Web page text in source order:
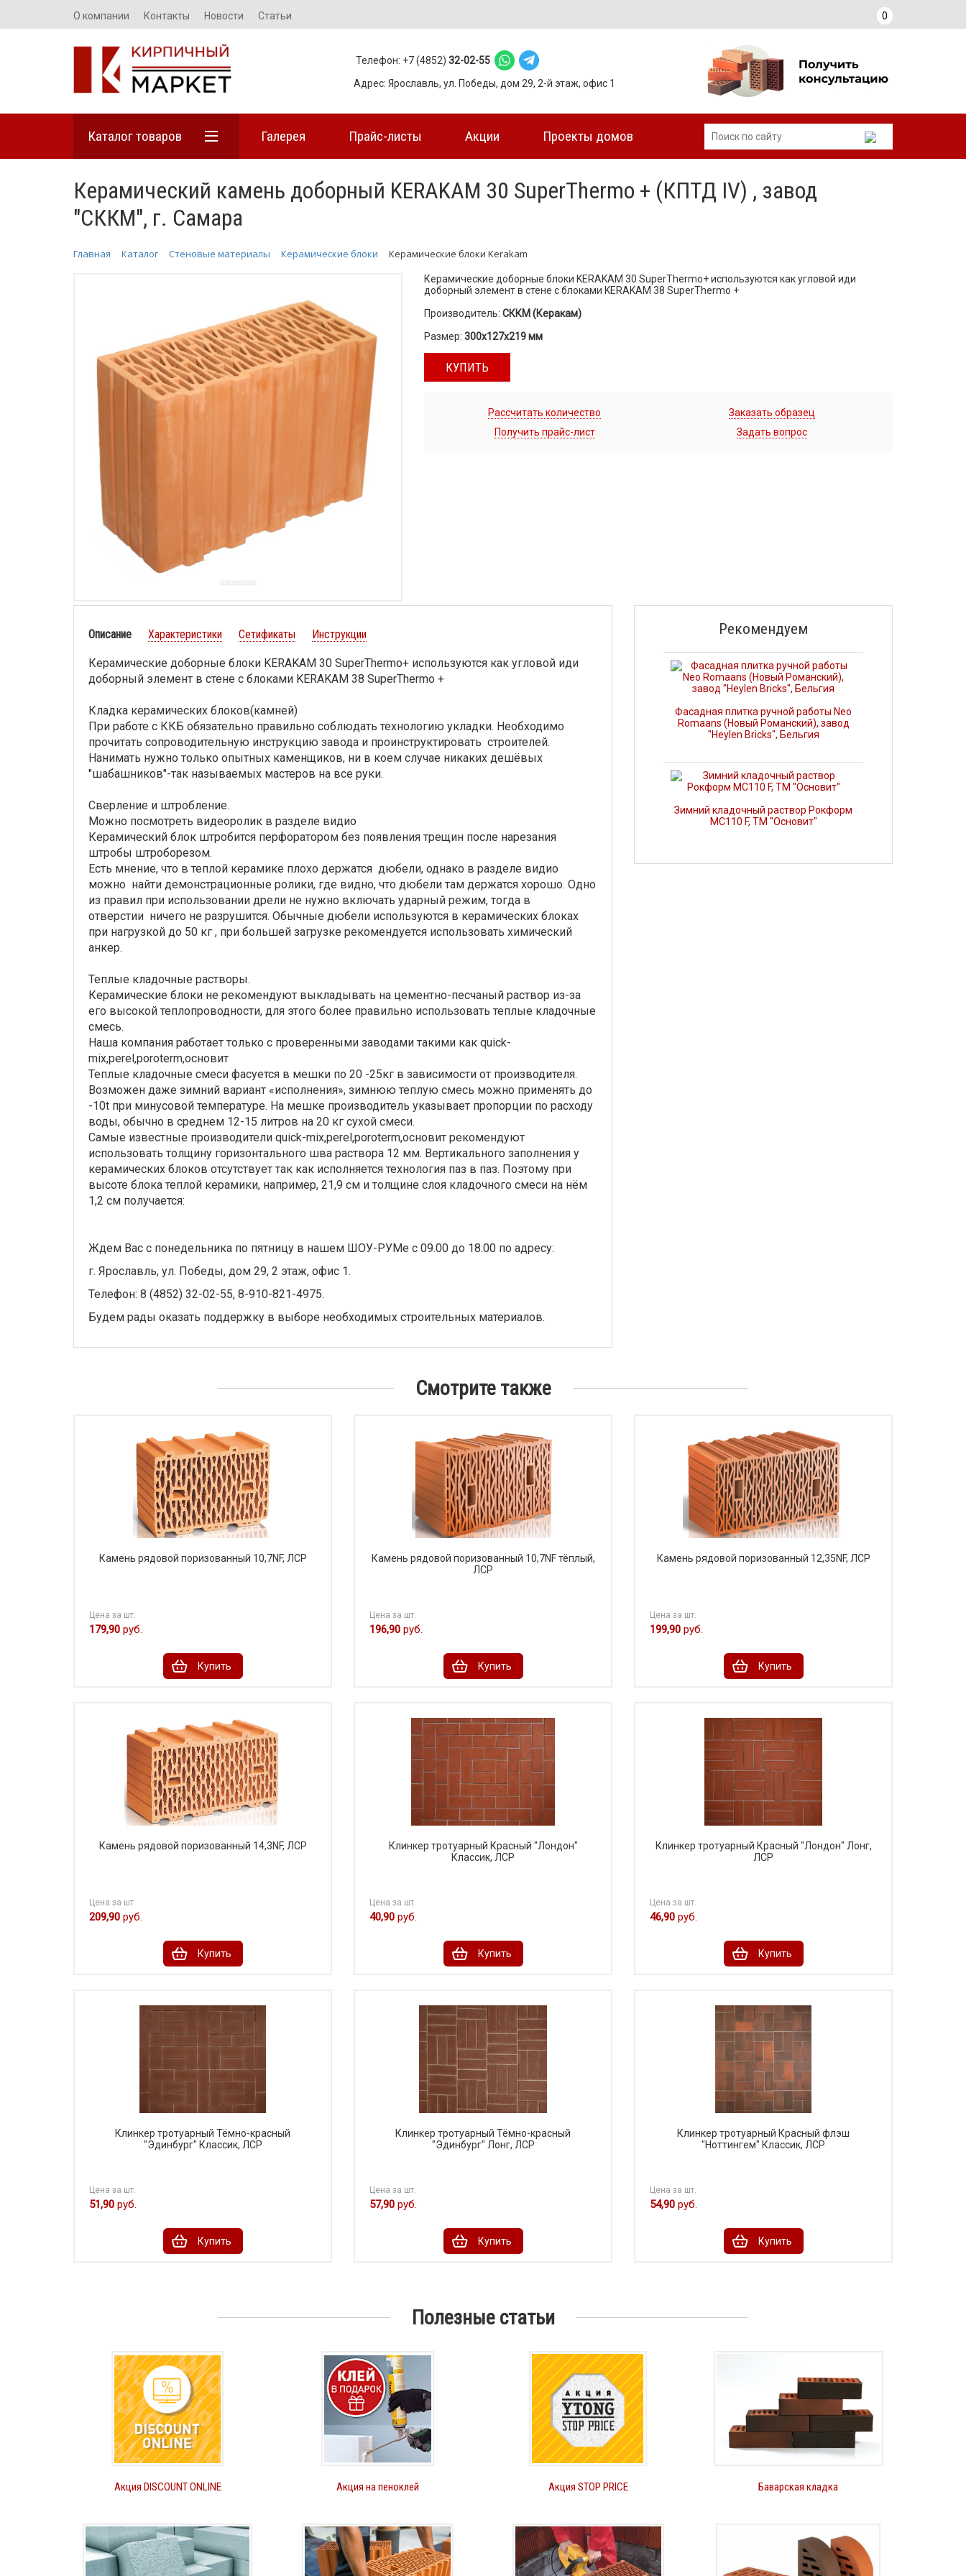
О компании Контакты Новости Статьи 0
Телефон: +7 (4852) 32-02-55
Адрес: Ярославль, ул. Победы, дом 29, 2-й этаж, офис 1
Каталог товаров Галерея Прайс-листы Акции Проекты домов
Керамический камень доборный KERAKAM 30 SuperThermo + (КПТД IV) , завод
"СККМ", г. Самара
Главная Каталог Стеновые материалы Керамические блоки Керамические блоки Kerakam
Керамические доборные блоки KERAKAM 30 SuperThermo+ используются как угловой иди
доборный элемент в стене с блоками KERAKAM 38 SuperThermo +
Производитель: СККМ (Керакам)
Размер: 300х127х219 мм
КУПИТЬ
Рассчитать количество
Заказать образец
Получить прайс-лист
Задать вопрос
Описание Характеристики Сетификаты Инструкции
Керамические доборные блоки KERAKAM 30 SuperThermo+ используются как угловой иди
доборный элемент в стене с блоками KERAKAM 38 SuperThermo +
Кладка керамических блоков(камней)
При работе с ККБ обязательно правильно соблюдать технологию укладки. Необходимо
прочитать сопроводительную инструкцию завода и проинструктировать строителей.
Нанимать нужно только опытных каменщиков, ни в коем случае никаких дешёвых
"шабашников"-так называемых мастеров на все руки.
Сверление и штробление.
Можно посмотреть видеоролик в разделе видио
Керамический блок штробится перфоратором без появления трещин после нарезания
штробы штроборезом.
Есть мнение, что в теплой керамике плохо держатся дюбели, однако в разделе видио
можно найти демонстрационные ролики, где видно, что дюбели там держатся хорошо. Одно
из правил при использовании дрели не нужно включать ударный режим, тогда в
отверстии ничего не разрушится. Обычные дюбели используются в керамических блоках
при нагрузкой до 50 кг , при большей загрузке рекомендуется использовать химический
анкер.
Теплые кладочные растворы.
Керамические блоки не рекомендуют выкладывать на цементно-песчаный раствор из-за
его высокой теплопроводности, для этого более правильно использовать теплые кладочные
смесь.
Наша компания работает только с проверенными заводами такими как quick-
mix,perel,poroterm,основит
Теплые кладочные смеси фасуется в мешки по 20 -25кг в зависимости от производителя.
Возможен даже зимний вариант «исполнения», зимнюю теплую смесь можно применять до
-10t при минусовой температуре. На мешке производитель указывает пропорции по расходу
воды, обычно в среднем 12-15 литров на 20 кг сухой смеси.
Самые известные производители quick-mix,perel,poroterm,основит рекомендуют
использовать толщину горизонтального шва раствора 12 мм. Вертикального заполнения у
керамических блоков отсутствует так как исполняется технология паз в паз. Поэтому при
высоте блока теплой керамики, например, 21,9 см и толщине слоя кладочного смеси на нём
1,2 см получается:
Ждем Вас с понедельника по пятницу в нашем ШОУ-РУМе с 09.00 до 18.00 по адресу:
г. Ярославль, ул. Победы, дом 29, 2 этаж, офис 1.
Телефон: 8 (4852) 32-02-55, 8-910-821-4975.
Будем рады оказать поддержку в выборе необходимых строительных материалов.
Рекомендуем
Фасадная плитка ручной работы Neo
Romaans (Новый Романский), завод
"Heylen Bricks", Бельгия
Зимний кладочный раствор Рокформ
MC110 F, ТМ "Основит"
Смотрите также
Камень рядовой поризованный 10,7NF, ЛСР
Цена за шт.
179,90 руб.
Купить
Камень рядовой поризованный 10,7NF тёплый,
ЛСР
Цена за шт.
196,90 руб.
Купить
Камень рядовой поризованный 12,35NF, ЛСР
Цена за шт.
199,90 руб.
Купить
Камень рядовой поризованный 14,3NF, ЛСР
Цена за шт.
209,90 руб.
Купить
Клинкер тротуарный Красный "Лондон"
Классик, ЛСР
Цена за шт.
40,90 руб.
Купить
Клинкер тротуарный Красный "Лондон" Лонг,
ЛСР
Цена за шт.
46,90 руб.
Купить
Клинкер тротуарный Тёмно-красный
"Эдинбург" Классик, ЛСР
Цена за шт.
51,90 руб.
Купить
Клинкер тротуарный Тёмно-красный
"Эдинбург" Лонг, ЛСР
Цена за шт.
57,90 руб.
Купить
Клинкер тротуарный Красный флэш
"Ноттингем" Классик, ЛСР
Цена за шт.
54,90 руб.
Купить
Полезные статьи
Акция DISCOUNT ONLINE Акция на пеноклей Акция STOP PRICE Баварская кладка